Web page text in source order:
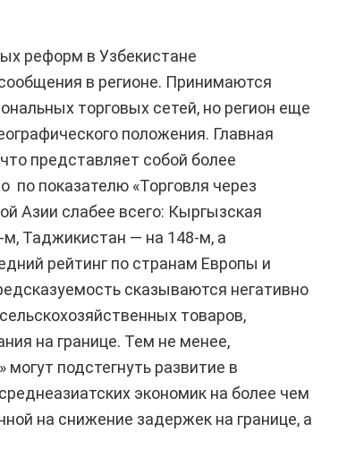
реформ в Узбекистане
в регионе. Принимаются
торговых сетей, но регион еще
положения. Главная
представляет собой более
по показателю «Торговля через
Азии слабее всего: Кыргызская
м, Таджикистан — на 148-м, а
рейтинг по странам Европы и
сказываются негативно
товаров,
на границе. Тем не менее,
подстегнуть развитие в
экономик на более чем
на снижение задержек на границе, а